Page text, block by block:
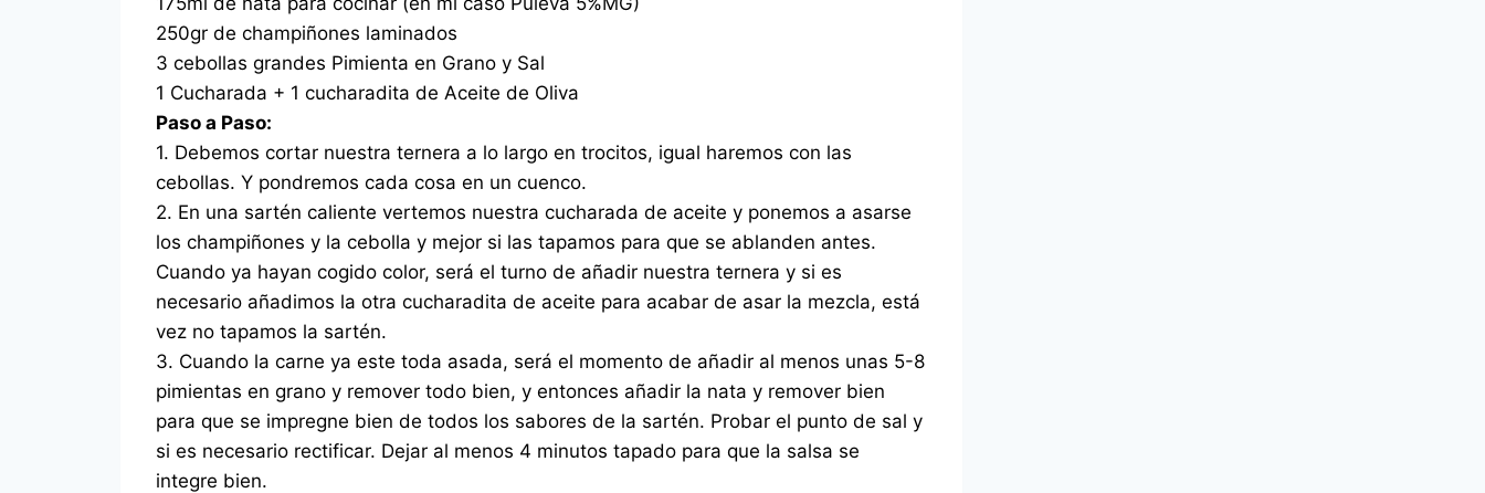
250gr de champiñones laminados
3 cebollas grandes Pimienta en Grano y Sal
1 Cucharada + 1 cucharadita de Aceite de Oliva
Paso a Paso:
1. Debemos cortar nuestra ternera a lo largo en trocitos, igual haremos con las
cebollas. Y pondremos cada cosa en un cuenco.
2. En una sartén caliente vertemos nuestra cucharada de aceite y ponemos a asarse
los champiñones y la cebolla y mejor si las tapamos para que se ablanden antes.
Cuando ya hayan cogido color, será el turno de añadir nuestra ternera y si es
necesario añadimos la otra cucharadita de aceite para acabar de asar la mezcla, está
vez no tapamos la sartén.
3. Cuando la carne ya este toda asada, será el momento de añadir al menos unas 5-8
pimientas en grano y remover todo bien, y entonces añadir la nata y remover bien
para que se impregne bien de todos los sabores de la sartén. Probar el punto de sal y
si es necesario rectificar. Dejar al menos 4 minutos tapado para que la salsa se
integre bien.